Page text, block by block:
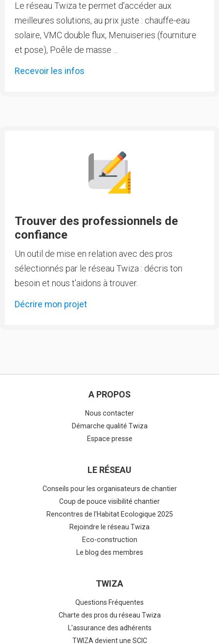
Le réseau Twiza te permet d'accéder aux
meilleures solutions, au prix juste : chauffe-eau
solaire, VMC double flux, Menuiseries (fourniture
et pose), Poêle de masse ...
Recevoir les infos
Trouver des professionnels de
confiance
Un outil de mise en relation avec des pros
sélectionnés par le réseau Twiza : décris ton
besoin et nous t'aidons à trouver.
Décrire mon projet
A PROPOS
Nous contacter
Démarche qualité Twiza
Espace presse
LE RÉSEAU
Conseils pour les organisateurs de chantier
Coup de pouce visibilité chantier
Rencontres de l'Habitat Ecologique 2025
Rejoindre le réseau Twiza
Eco-construction
Le blog des membres
TWIZA
Questions Fréquentes
Charte des pros du réseau Twiza
L'assurance des adhérents
TWIZA devient une SCIC